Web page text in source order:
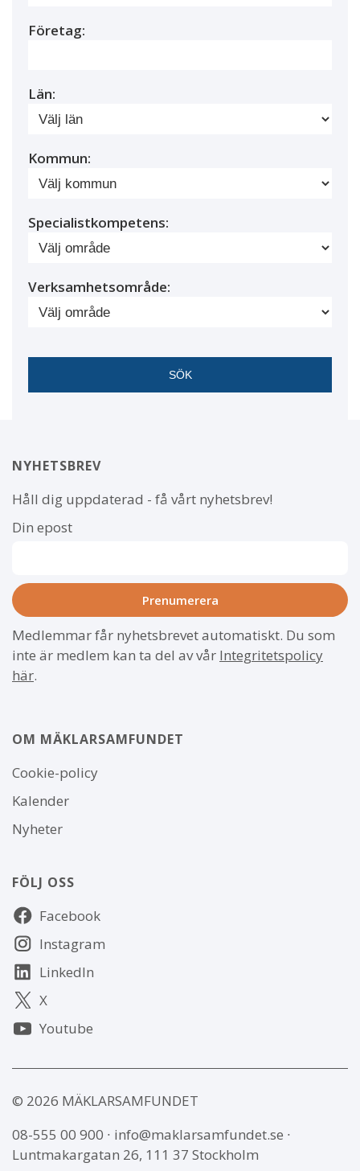
Företag:
Län:
Kommun:
Specialistkompetens:
Verksamhetsområde:
NYHETSBREV
Håll dig uppdaterad - få vårt nyhetsbrev!
Din epost
Medlemmar får nyhetsbrevet automatiskt. Du som
inte är medlem kan ta del av vår Integritetspolicy
här.
OM MÄKLARSAMFUNDET
Om
webbplatsen
Cookie-policy
Kalender
Nyheter
FÖLJ OSS
Följ
oss Facebook
Instagram
LinkedIn
X
Youtube
© 2026 MÄKLARSAMFUNDET
08-555 00 900 ∙ info@maklarsamfundet.se ∙
Luntmakargatan 26, 111 37 Stockholm